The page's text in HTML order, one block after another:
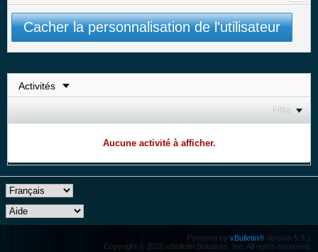
Cacher la personnalisation de l'utilisateur
Filtre
Aucune activité à afficher.
Powered by vBulletin® Version 5.3.1
Copyright © 2026 vBulletin Solutions, Inc. All rights reserved.